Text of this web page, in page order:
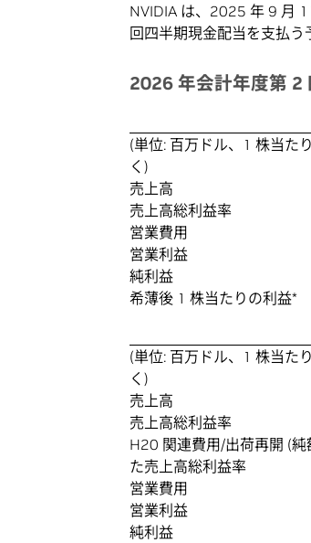
NVIDIA は、2025 年 9 月
回四半期現金配当を支払う
2026 年会計年度第 2
(単位: 百万ドル、1 株当た
く)
売上高
売上高総利益率
営業費用
営業利益
純利益
希薄後 1 株当たりの利益*
(単位: 百万ドル、1 株当た
く)
売上高
売上高総利益率
H20 関連費用/出荷再開 (純
た売上高総利益率
営業費用
営業利益
純利益